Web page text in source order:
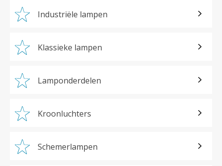
Industriële lampen
Klassieke lampen
Lamponderdelen
Kroonluchters
Schemerlampen